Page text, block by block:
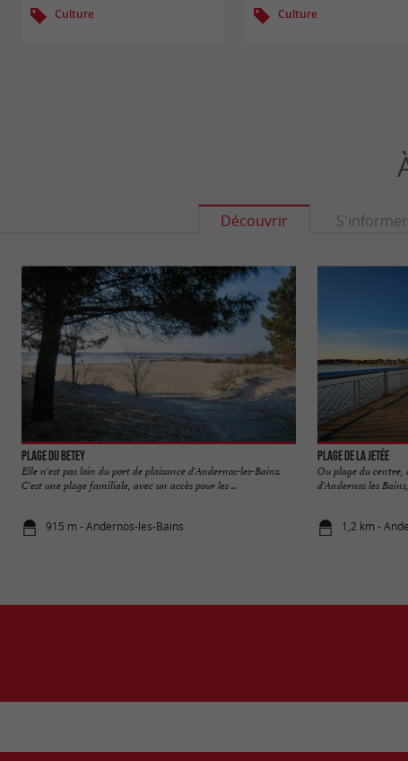
Culture Culture
Découvrir S'informer
Plage du Betey
Elle n'est pas loin du port de plaisance d'Andernos-les-Bains.
C'est une plage familiale, avec un accès pour les ...
915 m - Andernos-les-Bains
Plage de la Jetée
Ou plage du centre,
d'Andernos les
1,2 km -